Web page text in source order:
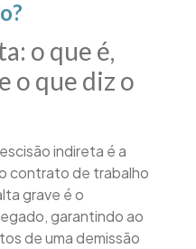
o que é,
o que diz o
indireta é a
contrato de trabalho
grave é o
garantindo ao
de uma demissão